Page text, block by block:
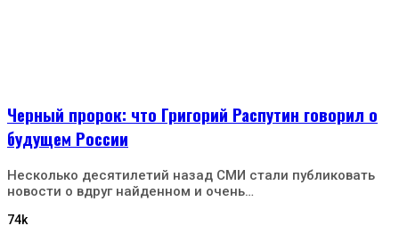
Черный пророк: что Григорий Распутин говорил о
будущем России
Несколько десятилетий назад СМИ стали публиковать
новости о вдруг найденном и очень…
74k